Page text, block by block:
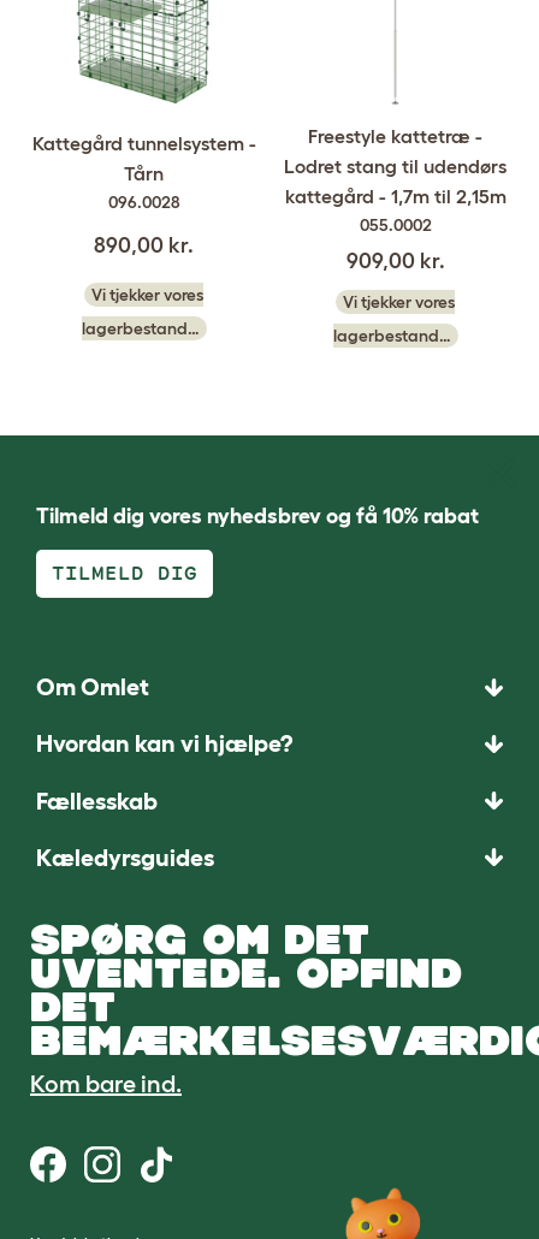
Kattegård tunnelsystem -
Tårn
096.0028
890,00 kr.
Vi tjekker vores
lagerbestand…
Freestyle kattetræ -
Lodret stang til udendørs
kattegård - 1,7m til 2,15m
055.0002
909,00 kr.
Vi tjekker vores
lagerbestand…
Tilmeld dig vores nyhedsbrev og få 10% rabat
TILMELD DIG
Om Omlet
Hvordan kan vi hjælpe?
Fællesskab
Kæledyrsguides
SPØRG OM DET
UVENTEDE. OPFIND
DET
Kom bare ind.